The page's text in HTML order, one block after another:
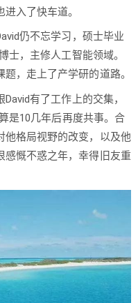
入了快车道。
仍不忘学习，硕士毕业
士，主修人工智能领域。
，走上了产学研的道路。
有了工作上的交集，
是10几年后再度共事。合
他格局视野的改变，以及他
感慨不惑之年，幸得旧友重